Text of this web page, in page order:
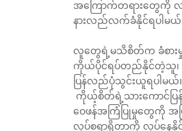
အကြောက်တရားတွေကို လ
နားလည်လက်ခံနိုင်ရပါမယ်
လူတွေရဲ့မသိစိတ်က ခံစားမှု
ကိုယ်ပိုင်ရပ်တည်နိုင်တဲ့သူ၊ အ
ပြန်လည်ပုံသွင်းယူရပါမယ်
ကိုယ့်စိတ်ရဲ့သားကောင်ပ
ဝေဖန်အကြံပြုမှုတွေကို
လုပ်စရာရှိတာကို လုပ်နေနို